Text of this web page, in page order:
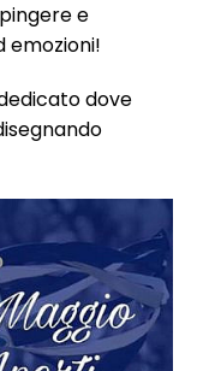
e
emozioni!
dove